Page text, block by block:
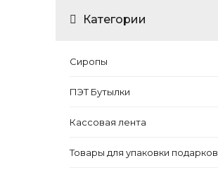
Категории
Сиропы
ПЭТ Бутылки
Кассовая лента
Товары для упаковки подарков